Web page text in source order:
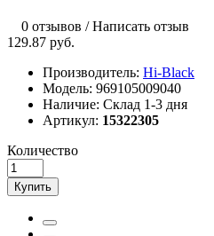
0 отзывов /Написать отзыв
129.87 руб.
Производитель: Hi-Black
Модель: 969105009040
Наличие: Склад 1-3 дня
Артикул: 15322305
Количество
Купить